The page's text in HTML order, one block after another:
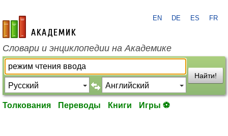
academic.ru
EN DE ES FR
Словари и энциклопедии на Академике
Найти!
Толкования Переводы Книги Игры ⚽